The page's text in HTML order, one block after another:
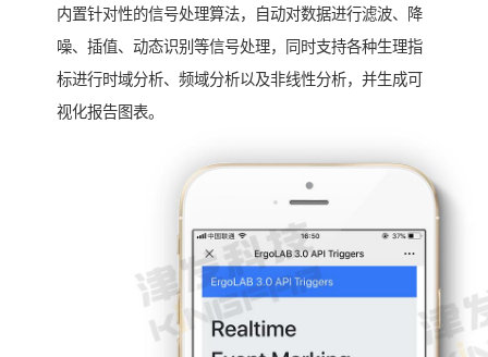
内置针对性的信号处理算法，自动对数据进行滤波、降
噪、插值、动态识别等信号处理，同时支持各种生理指
标进行时域分析、频域分析以及非线性分析，并生成可
视化报告图表。